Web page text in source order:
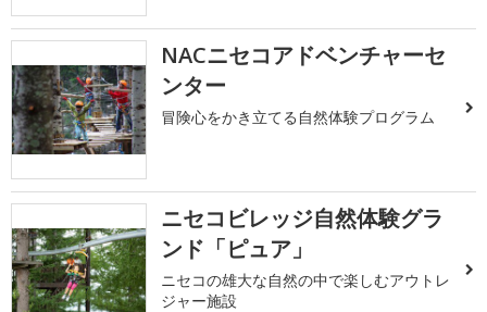
NACニセコアドベンチャーセ
ンター
冒険心をかき立てる自然体験プログラム
ニセコビレッジ自然体験グラ
ンド「ピュア」
ニセコの雄大な自然の中で楽しむアウトレ
ジャー施設